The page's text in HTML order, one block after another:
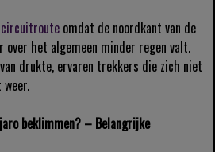
omdat de noordkant van de
over het algemeen minder regen valt.
drukte, ervaren trekkers die zich niet
beklimmen? – Belangrijke